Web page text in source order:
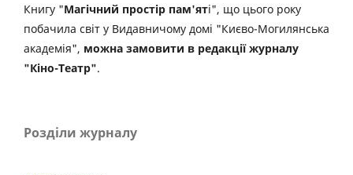
Книгу "Магічний простір пам'яті", що цього року
побачила світ у Видавничому домі "Києво-Могилянська
академія", можна замовити в редакції журналу
"Кіно-Театр".
Розділи журналу